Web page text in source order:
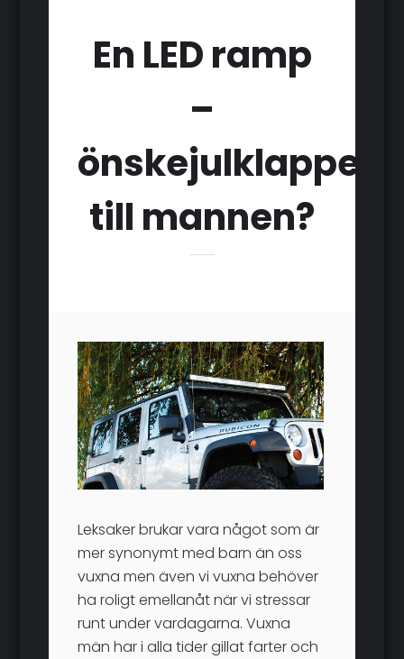
En LED ramp
–
önskejulklappen
till mannen?
Leksaker brukar vara något som är
mer synonymt med barn än oss
vuxna men även vi vuxna behöver
ha roligt emellanåt när vi stressar
runt under vardagarna. Vuxna
män har i alla tider gillat farter och